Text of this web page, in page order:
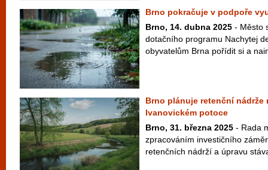
Brno pokračuje v podpoře
Brno, 14. dubna 2025 - Město
dotačního programu Nachytej
obyvatelům Brna pořídit si a
Brno plánuje retenční nádrže
Ivanovickém potoce
Brno, 31. března 2025 - Rada
zpracováním investičního
retenčních nádrží a úpravu